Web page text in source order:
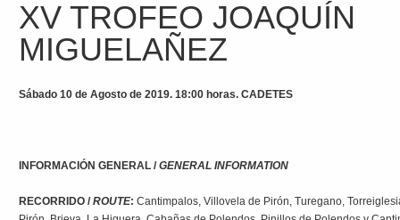
XV TROFEO JOAQUÍN
MIGUELAÑEZ
Sábado 10 de Agosto de 2019. 18:00 horas. CADETES
INFORMACIÓN GENERAL /GENERAL INFORMATION
RECORRIDO /ROUTE:Cantimpalos, Villovela de Pirón, Turegano,